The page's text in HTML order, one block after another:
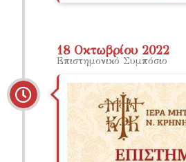
18 Οκτωβρίου 2022
Επιστημονικό Συμπόσιο